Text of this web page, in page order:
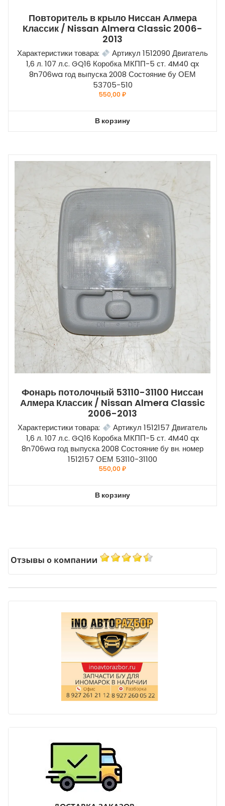
Повторитель в крыло Ниссан Алмера
Классик / Nissan Almera Classic 2006-
2013
Характеристики товара:
Артикул 1512090 Двигатель
1,6 л. 107 л.с. GQ16 Коробка МКПП-5 ст. 4M40 qx
8n706wa год выпуска 2008 Состояние бу ОЕМ
53705-510
550,00₽
В корзину
Фонарь потолочный 53110-31100 Ниссан
Алмера Классик / Nissan Almera Classic
2006-2013
Характеристики товара:
Артикул 1512157 Двигатель
1,6 л. 107 л.с. GQ16 Коробка МКПП-5 ст. 4M40 qx
8n706wa год выпуска 2008 Состояние бу вн. номер
1512157 ОЕМ 53110-31100
550,00₽
В корзину